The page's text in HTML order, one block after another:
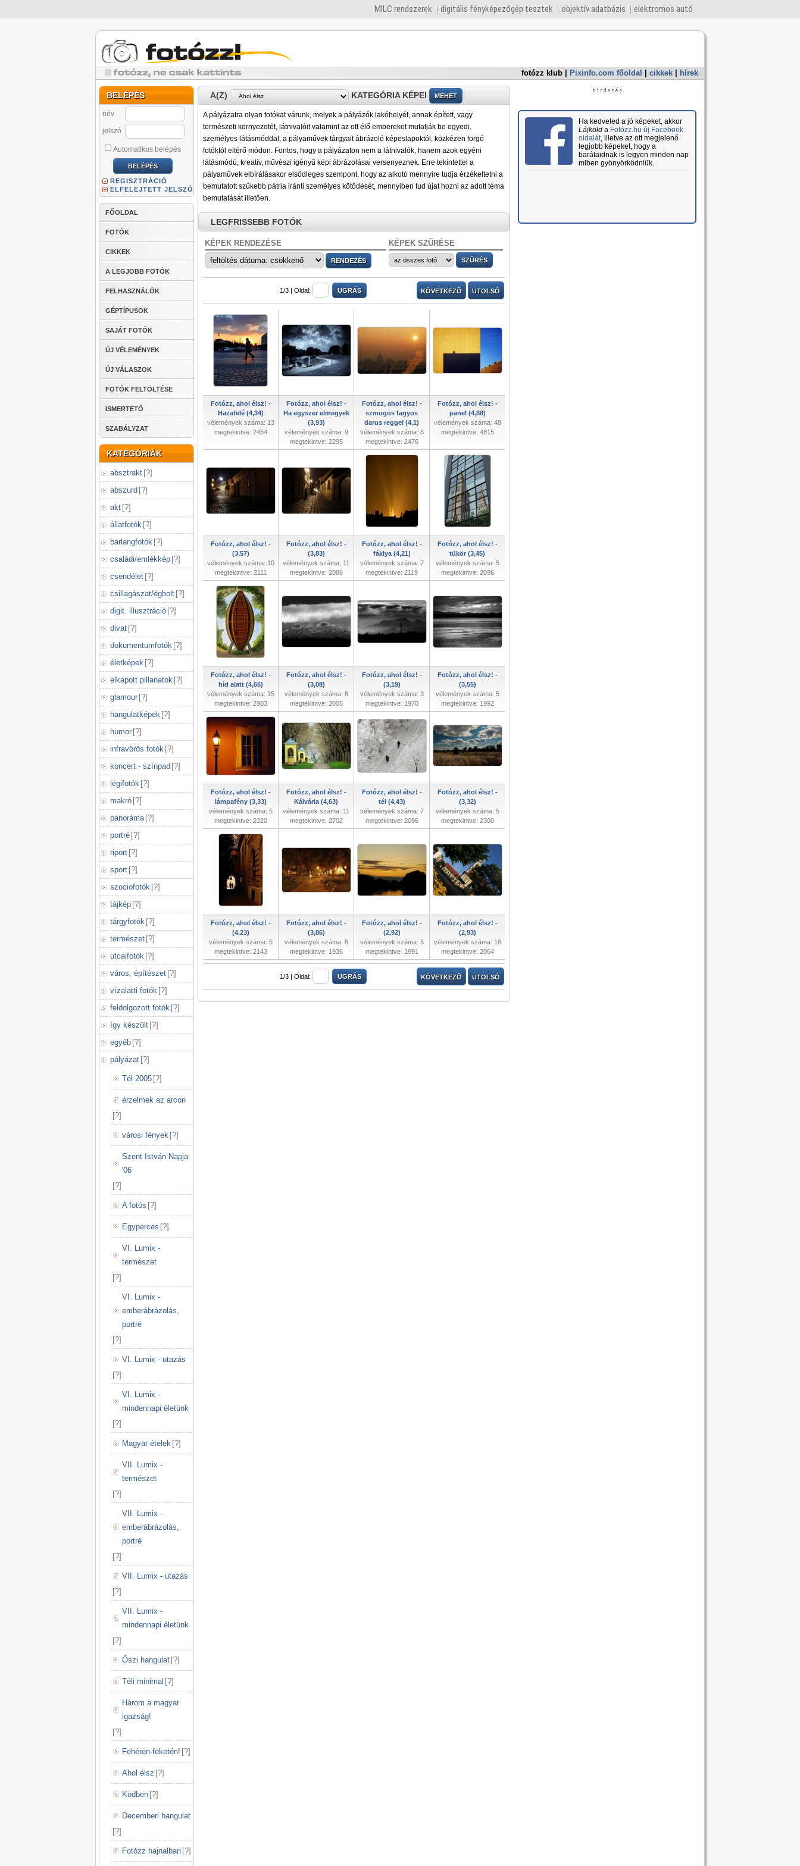
MILC rendszerek digitális fényképezőgép tesztek objektív adatbázis elektromos autó
fotózz klub Pixinfo.com főoldal cikkek hírek
BELÉPÉS
név
jelszó
Automatikus belépés
REGISZTRÁCIÓ
ELFELEJTETT JELSZÓ
FŐOLDAL
FOTÓK
CIKKEK
A LEGJOBB FOTÓK
FELHASZNÁLÓK
GÉPTÍPUSOK
SAJÁT FOTÓK
ÚJ VÉLEMÉNYEK
ÚJ VÁLASZOK
FOTÓK FELTÖLTÉSE
ISMERTETŐ
SZABÁLYZAT
KATEGÓRIÁK
absztrakt [?]
abszurd [?]
akt [?]
állatfotók [?]
barlangfotók [?]
családi/emlékkép [?]
csendélet [?]
csillagászat/égbolt [?]
digit. illusztráció [?]
divat [?]
dokumentumfotók [?]
életképek [?]
elkapott pillanatok [?]
glamour [?]
hangulatképek [?]
humor [?]
infravörös fotók [?]
koncert - színpad [?]
légifotók [?]
makró [?]
panoráma [?]
portré [?]
riport [?]
sport [?]
szociofotók [?]
tájkép [?]
tárgyfotók [?]
természet [?]
utcaifotók [?]
város, építészet [?]
vízalatti fotók [?]
feldolgozott fotók [?]
így készült [?]
egyéb [?]
pályázat [?]
Tél 2005 [?]
érzelmek az arcon
[?]
városi fények [?]
Szent István Napja
'06
[?]
A fotós [?]
Egyperces [?]
VI. Lumix -
természet
[?]
VI. Lumix -
emberábrázolás,
portré
[?]
VI. Lumix - utazás
[?]
VI. Lumix -
mindennapi életünk
[?]
Magyar ételek [?]
VII. Lumix -
természet
[?]
VII. Lumix -
emberábrázolás,
portré
[?]
VII. Lumix - utazás
[?]
VII. Lumix -
mindennapi életünk
[?]
Őszi hangulat [?]
Téli minimal [?]
Három a magyar
igazság!
[?]
Fehéren-feketén! [?]
Ahol élsz [?]
Ködben [?]
Decemberi hangulat
[?]
Fotózz hajnalban [?]
A(Z) KATEGÓRIA KÉPEI
A pályázatra olyan fotókat várunk, melyek a pályázók lakóhelyét, annak épített, vagy
természeti környezetét, látnivalóit valamint az ott élő embereket mutatják be egyedi,
személyes látásmóddal, a pályaművek tárgyait ábrázoló képeslapoktól, közkézen forgó
fotóktól eltérő módon. Fontos, hogy a pályázaton nem a látnivalók, hanem azok egyéni
látásmódú, kreatív, művészi igényű képi ábrázolásai versenyeznek. Erre tekintettel a
pályaművek elbírálásakor elsődleges szempont, hogy az alkotó mennyire tudja érzékeltetni a
bemutatott szűkebb pátria iránti személyes kötődését, mennyiben tud újat hozni az adott téma
bemutatását illetően.
LEGFRISSEBB FOTÓK
KÉPEK RENDEZÉSE KÉPEK SZŰRÉSE
1/3 | Oldal: KÖVETKEZŐ UTOLSÓ
Fotózz, ahol élsz! -
Hazafelé (4,34)
vélemények száma: 13
megtekintve: 2454
Fotózz, ahol élsz! -
Ha egyszer elmegyek
(3,93)
vélemények száma: 9
megtekintve: 2295
Fotózz, ahol élsz! -
szmogos fagyos
darus reggel (4,1)
vélemények száma: 8
megtekintve: 2476
Fotózz, ahol élsz! -
panel (4,88)
vélemények száma: 48
megtekintve: 4815
Fotózz, ahol élsz! -
(3,57)
vélemények száma: 10
megtekintve: 2111
Fotózz, ahol élsz! -
(3,83)
vélemények száma: 11
megtekintve: 2086
Fotózz, ahol élsz! -
fáklya (4,21)
vélemények száma: 7
megtekintve: 2119
Fotózz, ahol élsz! -
tükör (3,45)
vélemények száma: 5
megtekintve: 2096
Fotózz, ahol élsz! -
híd alatt (4,65)
vélemények száma: 15
megtekintve: 2903
Fotózz, ahol élsz! -
(3,08)
vélemények száma: 8
megtekintve: 2005
Fotózz, ahol élsz! -
(3,19)
vélemények száma: 3
megtekintve: 1970
Fotózz, ahol élsz! -
(3,55)
vélemények száma: 5
megtekintve: 1992
Fotózz, ahol élsz! -
lámpafény (3,33)
vélemények száma: 5
megtekintve: 2220
Fotózz, ahol élsz! -
Kálvária (4,63)
vélemények száma: 11
megtekintve: 2702
Fotózz, ahol élsz! -
tél (4,43)
vélemények száma: 7
megtekintve: 2096
Fotózz, ahol élsz! -
(3,32)
vélemények száma: 5
megtekintve: 2300
Fotózz, ahol élsz! -
(4,23)
vélemények száma: 5
megtekintve: 2143
Fotózz, ahol élsz! -
(3,86)
vélemények száma: 6
megtekintve: 1936
Fotózz, ahol élsz! -
(2,92)
vélemények száma: 5
megtekintve: 1991
Fotózz, ahol élsz! -
(2,93)
vélemények száma: 18
megtekintve: 2064
1/3 | Oldal: KÖVETKEZŐ UTOLSÓ
Ha kedveled a jó képeket, akkor
Lájkolda Fotózz.hu új Facebook
oldalát, illetve az ott megjelenő
legjobb képeket, hogy a
barátaidnak is legyen minden nap
miben gyönyörködniük.